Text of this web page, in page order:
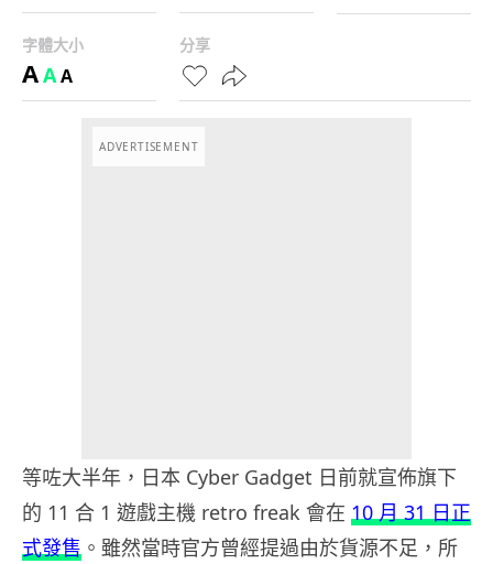
字體大小
AAA
分享
ADVERTISEMENT
等咗大半年，日本 Cyber Gadget 日前就宣佈旗下
的 11 合 1 遊戲主機 retro freak 會在 10 月 31 日正
式發售 。雖然當時官方曾經提過由於貨源不足，所